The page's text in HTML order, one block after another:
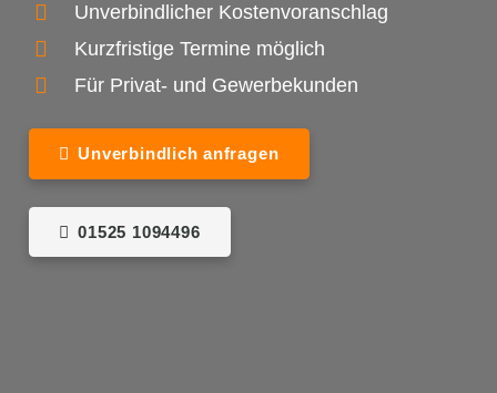
Unverbindlicher Kostenvoranschlag
Kurzfristige Termine möglich
Für Privat- und Gewerbekunden
Unverbindlich anfragen
01525 1094496